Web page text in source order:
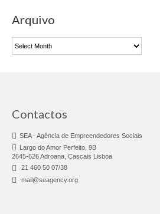
GAL SINTRA URBAN
DLBC
CLDS 4G
Arquivo
Contactos
SEA - Agência de Empreendedores Sociais
Largo do Amor Perfeito, 9B
2645-626 Adroana, Cascais Lisboa
21 460 50 07/38
mail@seagency.org